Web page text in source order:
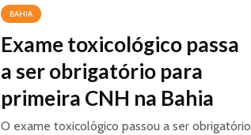
BAHIA
Exame toxicológico passa
a ser obrigatório para
primeira CNH na Bahia
O exame toxicológico passou a ser obrigatório